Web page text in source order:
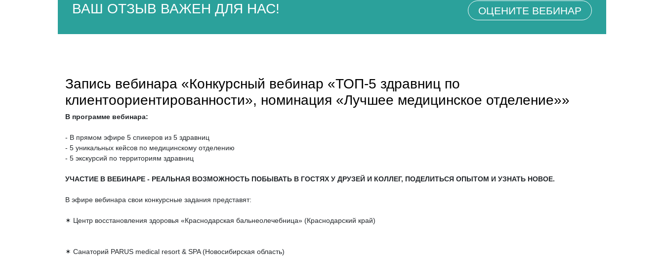
ВАШ ОТЗЫВ ВАЖЕН ДЛЯ НАС! ОЦЕНИТЕ ВЕБИНАР
Запись вебинара «Конкурсный вебинар «ТОП-5 здравниц по
клиентоориентированности», номинация «Лучшее медицинское отделение»»
В программе вебинара:
- В прямом эфире 5 спикеров из 5 здравниц
- 5 уникальных кейсов по медицинскому отделению
- 5 экскурсий по территориям здравниц
УЧАСТИЕ В ВЕБИНАРЕ - РЕАЛЬНАЯ ВОЗМОЖНОСТЬ ПОБЫВАТЬ В ГОСТЯХ У ДРУЗЕЙ И КОЛЛЕГ, ПОДЕЛИТЬСЯ ОПЫТОМ И УЗНАТЬ НОВОЕ.
В эфире вебинара свои конкурсные задания представят:
✶ Центр восстановления здоровья «Краснодарская бальнеолечебница» (Краснодарский край)
✶ Санаторий PARUS medical resort & SPA (Новосибирская область)